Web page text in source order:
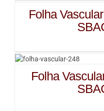
Folha
Folha